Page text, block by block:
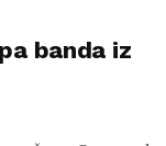
banda iz